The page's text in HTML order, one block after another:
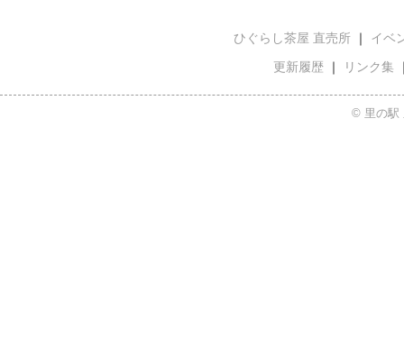
ひぐらし茶屋 直売所 ｜ イベ
更新履歴 ｜ リンク集
© 里の駅